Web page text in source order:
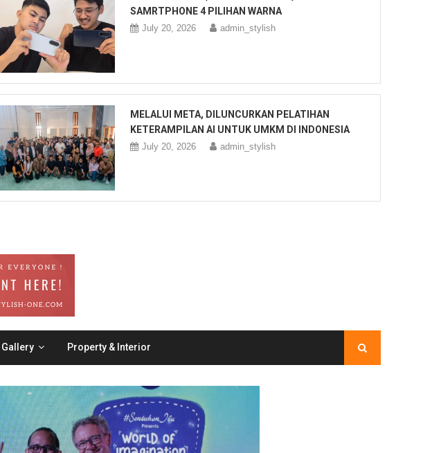
SAMRTPHONE 4 PILIHAN WARNA
July 20, 2026 admin_stylish
MELALUI META, DILUNCURKAN PELATIHAN
KETERAMPILAN AI UNTUK UMKM DI INDONESIA
July 20, 2026 admin_stylish
Gallery Property & Interior